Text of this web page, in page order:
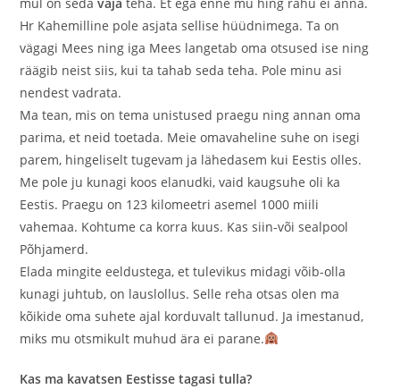
Hr Kahemilline pole asjata sellise hüüdnimega. Ta on
vägagi Mees ning iga Mees langetab oma otsused ise ning
räägib neist siis, kui ta tahab seda teha. Pole minu asi
nendest vadrata.
Ma tean, mis on tema unistused praegu ning annan oma
parima, et neid toetada. Meie omavaheline suhe on isegi
parem, hingeliselt tugevam ja lähedasem kui Eestis olles.
Me pole ju kunagi koos elanudki, vaid kaugsuhe oli ka
Eestis. Praegu on 123 kilomeetri asemel 1000 miili
vahemaa. Kohtume ca korra kuus. Kas siin-või sealpool
Põhjamerd.
Elada mingite eeldustega, et tulevikus midagi võib-olla
kunagi juhtub, on lauslollus. Selle reha otsas olen ma
kõikide oma suhete ajal korduvalt tallunud. Ja imestanud,
miks mu otsmikult muhud ära ei parane.
Kas ma kavatsen Eestisse tagasi tulla?